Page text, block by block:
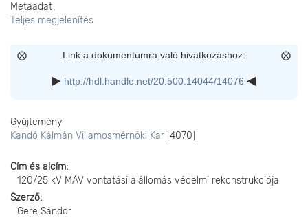
Metaadat
Teljes megjelenítés
Link a dokumentumra való hivatkozáshoz:
http://hdl.handle.net/20.500.14044/14076
Gyűjtemény
Kandó Kálmán Villamosmérnöki Kar [4070]
Cím és alcím
120/25 kV MÁV vontatási alállomás védelmi rekonstrukciója
Szerző
Gere Sándor